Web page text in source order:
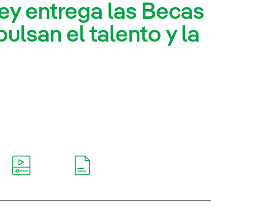
entrega las Becas
el talento y la